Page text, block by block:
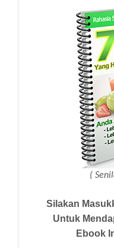
(
Silakan
Untuk
Ebook